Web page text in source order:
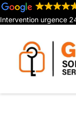
Intervention urgence